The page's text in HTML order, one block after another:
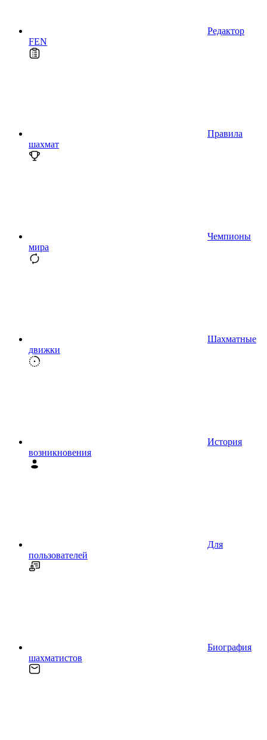
Редактор
FEN
Правила
шахмат
Чемпионы
мира
Шахматные
движки
История
возникновения
Для
пользователей
Биография
шахматистов